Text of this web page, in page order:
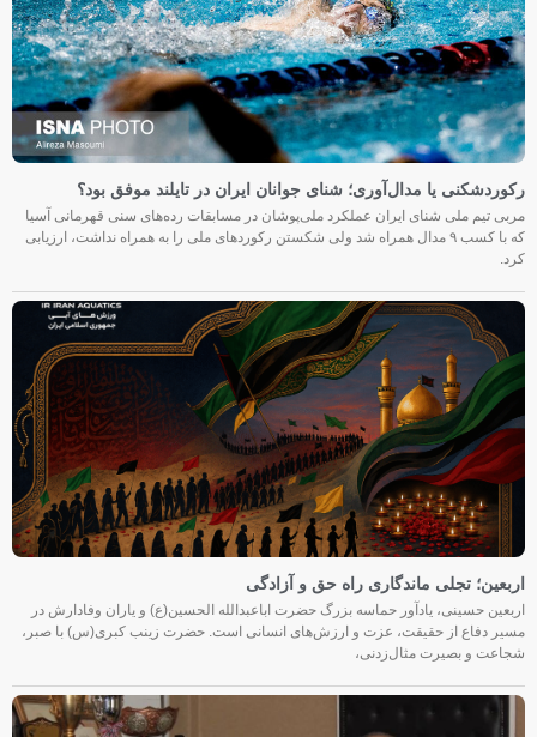
رکوردشکنی یا مدال‌آوری؛ شنای جوانان ایران در تایلند موفق بود؟
مربی تیم ملی شنای ایران عملکرد ملی‌پوشان در مسابقات رده‌های سنی قهرمانی آسیا
که با کسب ۹ مدال همراه شد ولی شکستن رکوردهای ملی را به همراه نداشت، ارزیابی
کرد.
اربعین؛ تجلی ماندگاری راه حق و آزادگی
اربعین حسینی، یادآور حماسه بزرگ حضرت اباعبدالله الحسین(ع) و یاران وفادارش در
مسیر دفاع از حقیقت، عزت و ارزش‌های انسانی است. حضرت زینب کبری(س) با صبر،
شجاعت و بصیرت مثال‌زدنی،